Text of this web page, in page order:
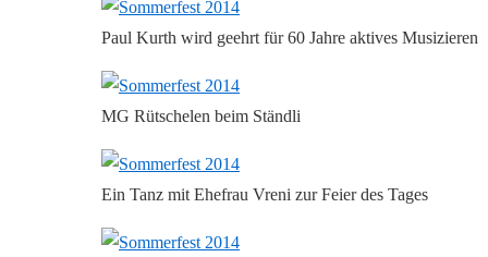
Paul Kurth wird geehrt für 60 Jahre aktives Musizieren
MG Rütschelen beim Ständli
Ein Tanz mit Ehefrau Vreni zur Feier des Tages